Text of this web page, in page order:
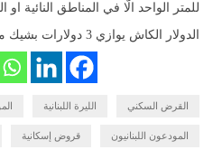
للمتر الواحد الّا في المناطق النائية
الدولار الكاش يوازي 3 دولارات بشيك مصرفي.
القرض السكني الليرة اللبنانية
المودعون اللبنانيون قروض إسكانية